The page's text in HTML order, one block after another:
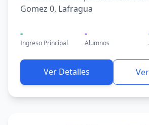
Gomez 0, Lafragua
-
Ingreso Principal
-
Alumnos
Ver Detalles